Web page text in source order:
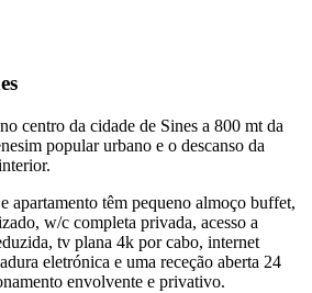
centro da cidade de Sines a 800 mt da
popular urbano e o descanso da
apartamento têm pequeno almoço buffet,
w/c completa privada, acesso a
tv plana 4k por cabo, internet
eletrónica e uma receção aberta 24
envolvente e privativo.